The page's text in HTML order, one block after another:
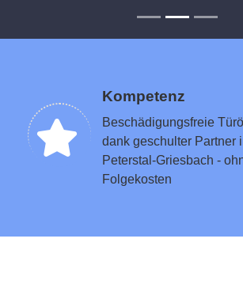
Kompetenz
Beschädigungsfreie
dank geschulter Partner
Peterstal-Griesbach -
Folgekosten